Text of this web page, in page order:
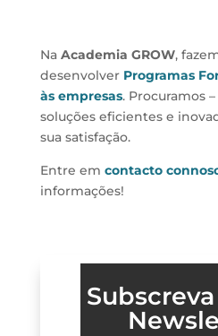
Na Academia GROW,
desenvolver Programas
às empresas. Procuramos
soluções eficientes e
sua satisfação.
Entre em contacto
informações!